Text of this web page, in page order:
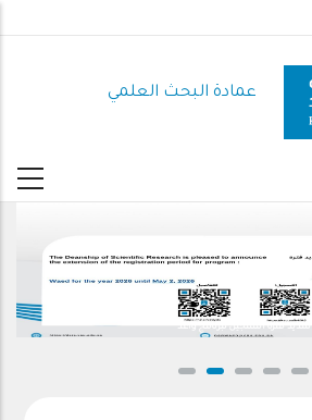
عمادة البحث العلمي
تمديد فترة التسجيل لبرنامج واعد